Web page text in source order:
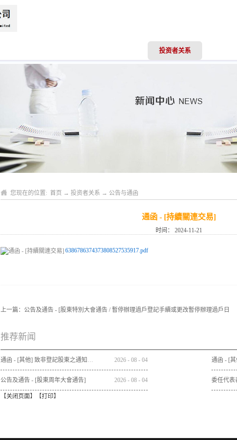
投资者关系
您现在的位置: 首页 → 投资者关系 → 公告与通函
通函 - [持續關連交易]
时间： 2024-11-21
6386786374373808527535917.pdf
上一篇： 公告及通告 - [股東特別大會通告 / 暫停辦理過戶登記手續或更改暫停辦理過戶日
推荐新闻
通函 - [其他] 致非登記股東之通知信函及申請表格 - 通函連同股東週年大會通告及代表委任表格之發佈通知 2026 - 08 - 04
公告及通告 - [股東周年大會通告] 2026 - 08 - 04 委任代表
【关闭页面】【打印】